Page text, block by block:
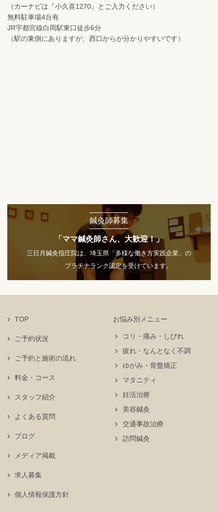
（カーナビは『小久喜1270』とご入力ください）
無料駐車場4台有
JR宇都宮線白岡駅東口徒歩6分
（駅の東側にありますが、西口からが分かりやすいです）
鍼灸師募集
「ママ鍼灸師さん、大歓迎！」
三日月鍼灸指圧院は、埼玉県「多様な働き方実践企業」の
プラチナランク認定を受けています。
TOP
ご予約状況
お悩み別メニュー
コリ・痛み・しびれ
疲れ・なんとなく不調
ゆがみ・骨盤矯正
マタニティ
妊活治療
美容鍼灸
交通事故治療
訪問鍼灸
ご予約と施術の流れ
料金・コース
スタッフ紹介
よくある質問
ブログ
メディア掲載
求人募集
個人情報保護方針